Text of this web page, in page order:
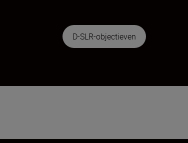
D-SLR-objectieven